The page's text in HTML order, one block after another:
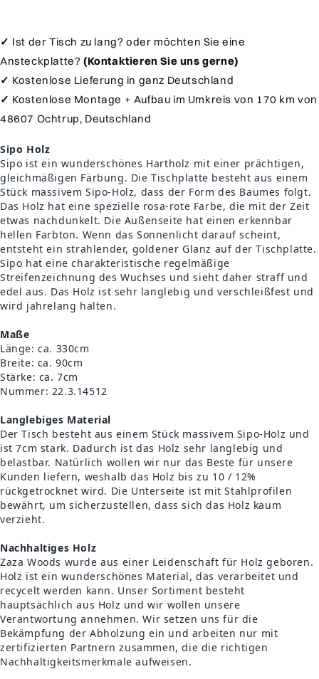
✓ Ist der Tisch zu lang? oder möchten Sie eine
Ansteckplatte? (Kontaktieren Sie uns gerne)
✓ Kostenlose Lieferung in ganz Deutschland
✓ Kostenlose Montage + Aufbau im Umkreis von 170 km von
48607 Ochtrup, Deutschland
Sipo Holz
Sipo ist ein wunderschönes Hartholz mit einer prächtigen,
gleichmäßigen Färbung. Die Tischplatte besteht aus einem
Stück massivem Sipo-Holz, dass der Form des Baumes folgt.
Das Holz hat eine spezielle rosa-rote Farbe, die mit der Zeit
etwas nachdunkelt. Die Außenseite hat einen erkennbar
hellen Farbton. Wenn das Sonnenlicht darauf scheint,
entsteht ein strahlender, goldener Glanz auf der Tischplatte.
Sipo hat eine charakteristische regelmäßige
Streifenzeichnung des Wuchses und sieht daher straff und
edel aus. Das Holz ist sehr langlebig und verschleißfest und
wird jahrelang halten.
Maße
Länge: ca. 330cm
Breite: ca. 90cm
Stärke: ca. 7cm
Nummer: 22.3.14512
Langlebiges Material
Der Tisch besteht aus einem Stück massivem Sipo-Holz und
ist 7cm stark. Dadurch ist das Holz sehr langlebig und
belastbar. Natürlich wollen wir nur das Beste für unsere
Kunden liefern, weshalb das Holz bis zu 10 / 12%
rückgetrocknet wird. Die Unterseite ist mit Stahlprofilen
bewährt, um sicherzustellen, dass sich das Holz kaum
verzieht.
Nachhaltiges Holz
Zaza Woods wurde aus einer Leidenschaft für Holz geboren.
Holz ist ein wunderschönes Material, das verarbeitet und
recycelt werden kann. Unser Sortiment besteht
hauptsächlich aus Holz und wir wollen unsere
Verantwortung annehmen. Wir setzen uns für die
Bekämpfung der Abholzung ein und arbeiten nur mit
zertifizierten Partnern zusammen, die die richtigen
Nachhaltigkeitsmerkmale aufweisen.